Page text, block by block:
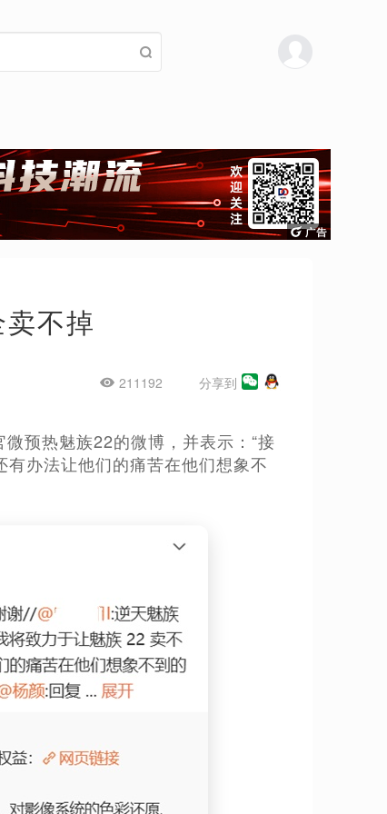
不掉
211192 分享到
预热魅族22的微博，并表示：“接
办法让他们的痛苦在他们想象不